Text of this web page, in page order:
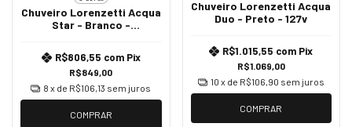
Chuveiro Lorenzetti Acqua
Star - Branco -
R$849,00
R$806,55 com Pix
8 x de R$106,13 sem juros
COMPRAR
Chuveiro Lorenzetti Acqua
Duo - Preto - 127v
R$1.069,00
R$1.015,55 com Pix
10 x de R$106,90 sem juros
COMPRAR